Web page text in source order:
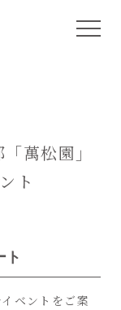
萬松園」
ト
ト
ベントをご案